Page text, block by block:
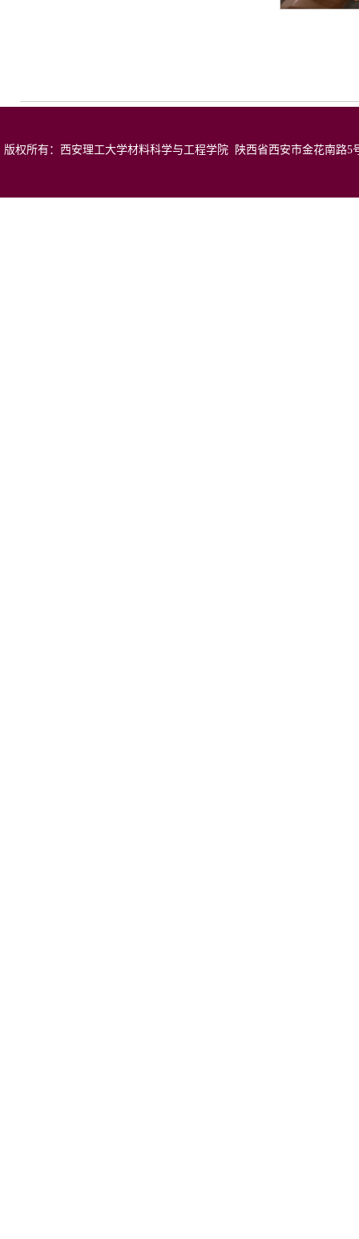
版权所有：西安理工大学材料科学与工程学院 陕西省西安市金花南路5